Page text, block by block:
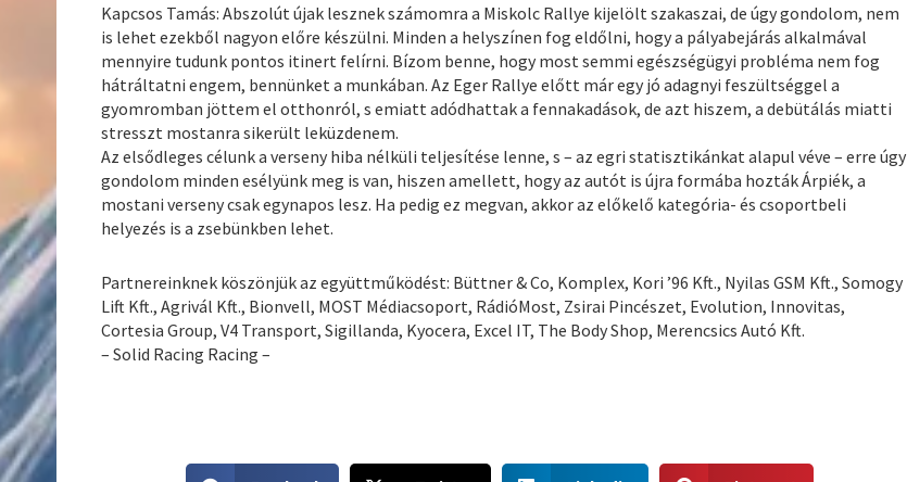
Kapcsos Tamás: Abszolút újak lesznek számomra a Miskolc Rallye kijelölt szakaszai, de úgy gondolom, nem
is lehet ezekből nagyon előre készülni. Minden a helyszínen fog eldőlni, hogy a pályabejárás alkalmával
mennyire tudunk pontos itinert felírni. Bízom benne, hogy most semmi egészségügyi probléma nem fog
hátráltatni engem, bennünket a munkában. Az Eger Rallye előtt már egy jó adagnyi feszültséggel a
gyomromban jöttem el otthonról, s emiatt adódhattak a fennakadások, de azt hiszem, a debütálás miatti
stresszt mostanra sikerült leküzdenem.
Az elsődleges célunk a verseny hiba nélküli teljesítése lenne, s – az egri statisztikánkat alapul véve – erre úgy
gondolom minden esélyünk meg is van, hiszen amellett, hogy az autót is újra formába hozták Árpiék, a
mostani verseny csak egynapos lesz. Ha pedig ez megvan, akkor az előkelő kategória- és csoportbeli
helyezés is a zsebünkben lehet.
Partnereinknek köszönjük az együttműködést: Büttner & Co, Komplex, Kori ’96 Kft., Nyilas GSM Kft., Somogy
Lift Kft., Agrivál Kft., Bionvell, MOST Médiacsoport, RádióMost, Zsirai Pincészet, Evolution, Innovitas,
Cortesia Group, V4 Transport, Sigillanda, Kyocera, Excel IT, The Body Shop, Merencsics Autó Kft.
– Solid Racing Racing –